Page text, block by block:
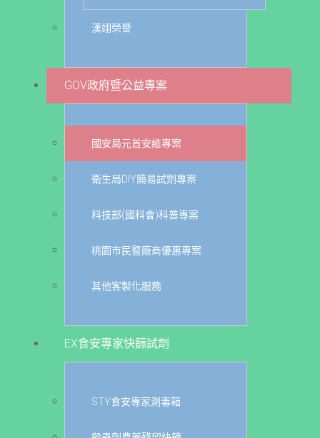
漢翊榮譽
GOV政府暨公益專案
國安局元首安維專案
衛生局DIY簡易試劑專案
科技部(國科會)科普專案
桃園市民暨廠商優惠專案
其他客製化服務
EX食安專家快篩試劑
STY食安專家測毒箱